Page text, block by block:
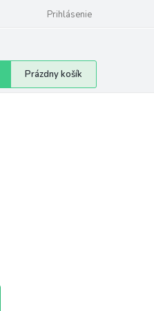
otázky a odpovede
Prihlásenie
Nákupný
košík
Prázdny košík